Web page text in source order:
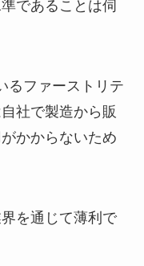
であることは伺
るファーストリテ
社で製造から販
かからないため
を通じて薄利で